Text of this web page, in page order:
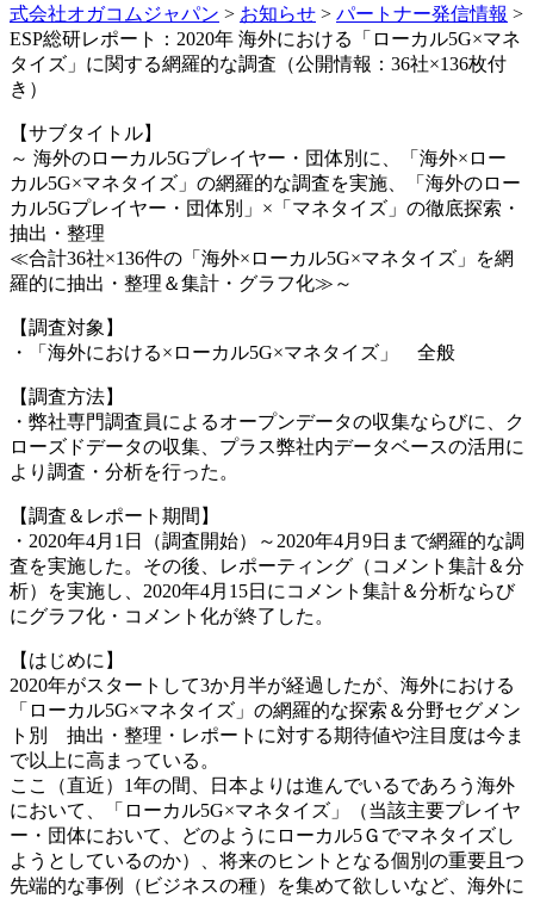
式会社オガコムジャパン > お知らせ > パートナー発信情報 >
ESP総研レポート：2020年 海外における「ローカル5G×マネ
タイズ」に関する網羅的な調査（公開情報：36社×136枚付
き）
【サブタイトル】
～ 海外のローカル5Gプレイヤー・団体別に、「海外×ロー
カル5G×マネタイズ」の網羅的な調査を実施、「海外のロー
カル5Gプレイヤー・団体別」×「マネタイズ」の徹底探索・
抽出・整理
≪合計36社×136件の「海外×ローカル5G×マネタイズ」を網
羅的に抽出・整理＆集計・グラフ化≫～
【調査対象】
・「海外における×ローカル5G×マネタイズ」 全般
【調査方法】
・弊社専門調査員によるオープンデータの収集ならびに、ク
ローズドデータの収集、プラス弊社内データベースの活用に
より調査・分析を行った。
【調査＆レポート期間】
・2020年4月1日（調査開始）～2020年4月9日まで網羅的な調
査を実施した。その後、レポーティング（コメント集計＆分
析）を実施し、2020年4月15日にコメント集計＆分析ならび
にグラフ化・コメント化が終了した。
【はじめに】
2020年がスタートして3か月半が経過したが、海外における
「ローカル5G×マネタイズ」の網羅的な探索＆分野セグメン
ト別 抽出・整理・レポートに対する期待値や注目度は今ま
で以上に高まっている。
ここ（直近）1年の間、日本よりは進んでいるであろう海外
において、「ローカル5G×マネタイズ」（当該主要プレイヤ
ー・団体において、どのようにローカル5Ｇでマネタイズし
ようとしているのか）、将来のヒントとなる個別の重要且つ
先端的な事例（ビジネスの種）を集めて欲しいなど、海外に